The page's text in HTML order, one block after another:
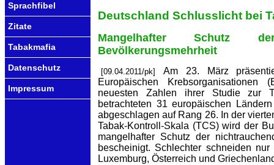
Sprachfibel
Zitate
Tabakmafia
Datenschutz
Impressum
Deutschland Schlusslicht bei
Mangelhafter Schutz
Bevölkerungsmehrheit
[09.04.2011/pk]
Am 23. März
Europäischen
neuesten Zahlen ihrer Studie zur
betrachteten 31 europäischen
abgeschlagen auf Rang 26. In der
Tabak-Kontroll-Skala (TCS) wird der
mangelhafter Schutz der
bescheinigt. Schlechter schneiden
Luxemburg, Österreich und